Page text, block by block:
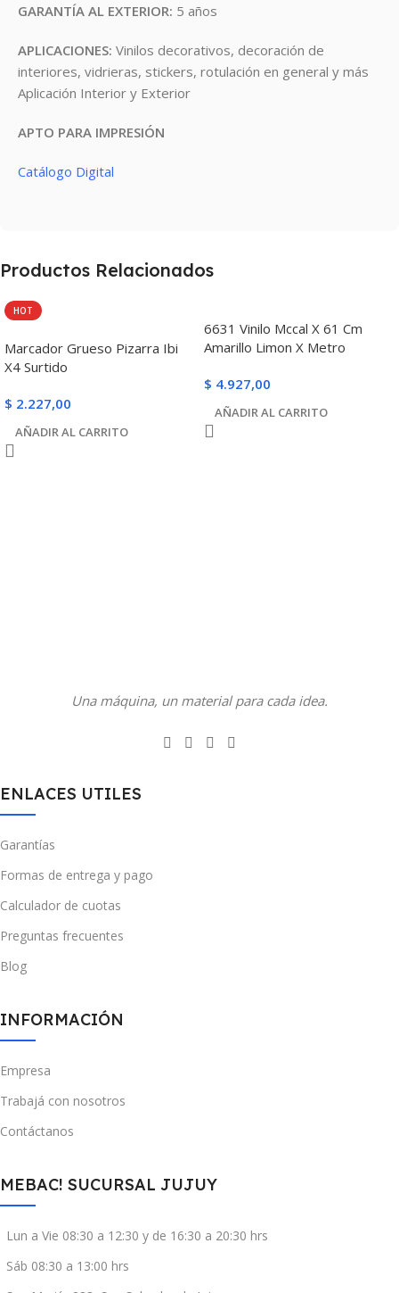
GARANTÍA AL EXTERIOR: 5 años
APLICACIONES: Vinilos decorativos, decoración de
interiores, vidrieras, stickers, rotulación en general y más
Aplicación Interior y Exterior
APTO PARA IMPRESIÓN
Catálogo Digital
Productos Relacionados
HOT
Marcador Grueso Pizarra Ibi
X4 Surtido
$ 2.227,00
AÑADIR AL CARRITO
6631 Vinilo Mccal X 61 Cm
Amarillo Limon X Metro
$ 4.927,00
AÑADIR AL CARRITO
Una máquina, un material para cada idea.
ENLACES UTILES
Garantías
Formas de entrega y pago
Calculador de cuotas
Preguntas frecuentes
Blog
INFORMACIÓN
Empresa
Trabajá con nosotros
Contáctanos
MEBAC! SUCURSAL JUJUY
Lun a Vie 08:30 a 12:30 y de 16:30 a 20:30 hrs
Sáb 08:30 a 13:00 hrs